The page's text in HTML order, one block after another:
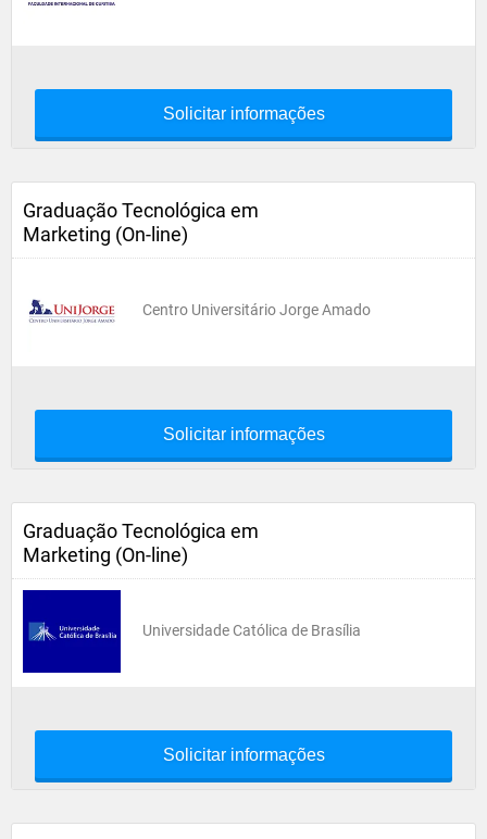
Solicitar informações
Graduação Tecnológica em
Marketing (On-line)
Centro Universitário Jorge Amado
Solicitar informações
Graduação Tecnológica em
Marketing (On-line)
Universidade Católica de Brasília
Solicitar informações